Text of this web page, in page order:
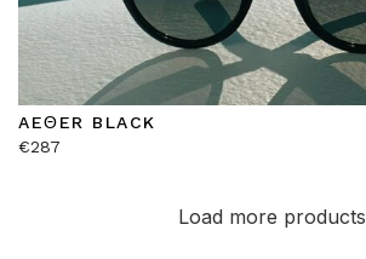
AEΘER BLACK
€287
Load more products